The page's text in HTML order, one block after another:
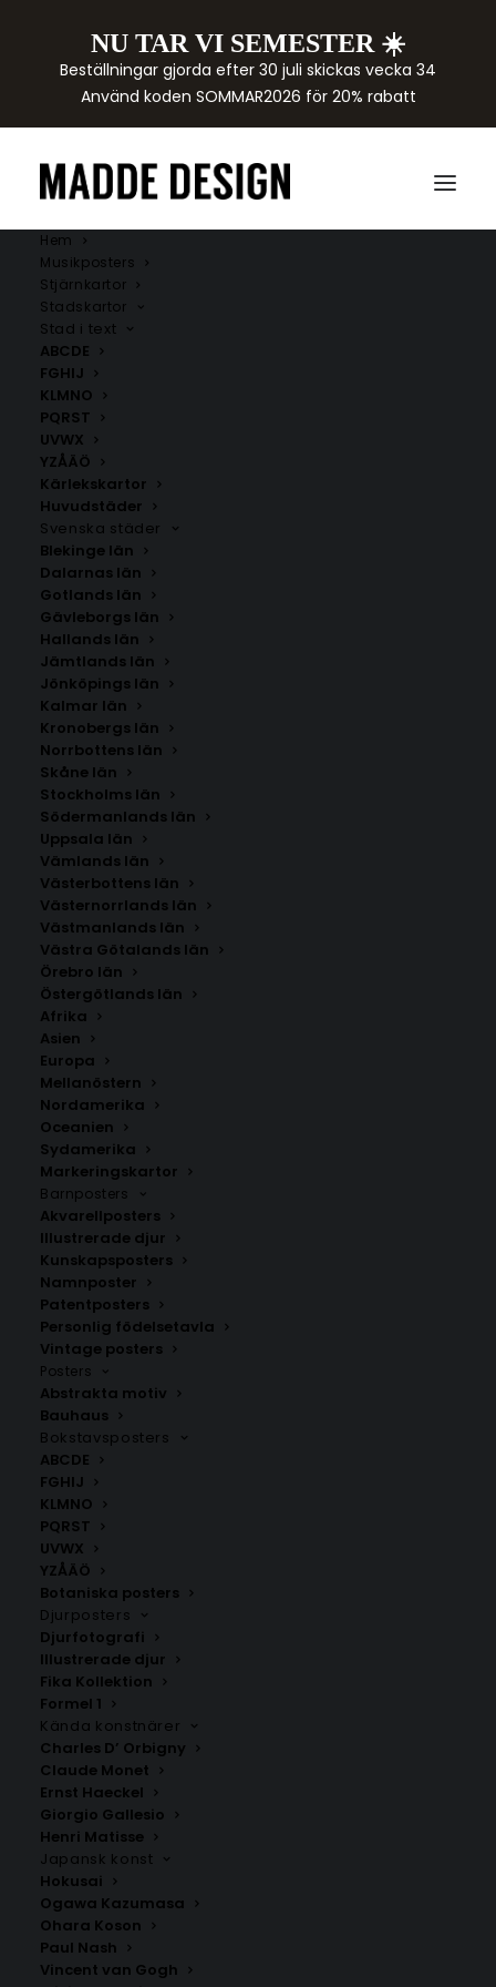
NU TAR VI SEMESTER ☀️
Beställningar gjorda efter 30 juli skickas vecka 34
Använd koden SOMMAR2026 för 20% rabatt
Hem
Musikposters
Stjärnkartor
Stadskartor
Stad i text
ABCDE
FGHIJ
KLMNO
PQRST
UVWX
YZÅÄÖ
Kärlekskartor
Huvudstäder
Svenska städer
Blekinge län
Dalarnas län
Gotlands län
Gävleborgs län
Hallands län
Jämtlands län
Jönköpings län
Kalmar län
Kronobergs län
Norrbottens län
Skåne län
Stockholms län
Södermanlands län
Uppsala län
Vämlands län
Västerbottens län
Västernorrlands län
Västmanlands län
Västra Götalands län
Örebro län
Östergötlands län
Afrika
Asien
Europa
Mellanöstern
Nordamerika
Oceanien
Sydamerika
Markeringskartor
Barnposters
Akvarellposters
Illustrerade djur
Kunskapsposters
Namnposter
Patentposters
Personlig födelsetavla
Vintage posters
Posters
Abstrakta motiv
Bauhaus
Bokstavsposters
ABCDE
FGHIJ
KLMNO
PQRST
UVWX
YZÅÄÖ
Botaniska posters
Djurposters
Djurfotografi
Illustrerade djur
Fika Kollektion
Formel 1
Kända konstnärer
Charles D’ Orbigny
Claude Monet
Ernst Haeckel
Giorgio Gallesio
Henri Matisse
Japansk konst
Hokusai
Ogawa Kazumasa
Ohara Koson
Paul Nash
Vincent van Gogh
Kempten
Storlek
350.00kr
Handritad karta över Kempten i
Välj mellan fyra olika storlekar: 50×70 cm, 40×50 cm,
30×40 cm och 21×30 cm.
Tyskland
ANDRA KÖPTE ÄVEN
Lübeck
Fr. 200.00